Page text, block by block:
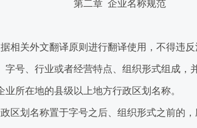
第二章 企业名称规范
关外文翻译原则进行翻译使用，不得违反
、行业或者经营特点、组织形式组成，
在地的县级以上地方行政区划名称。
划名称置于字号之后、组织形式之前的，